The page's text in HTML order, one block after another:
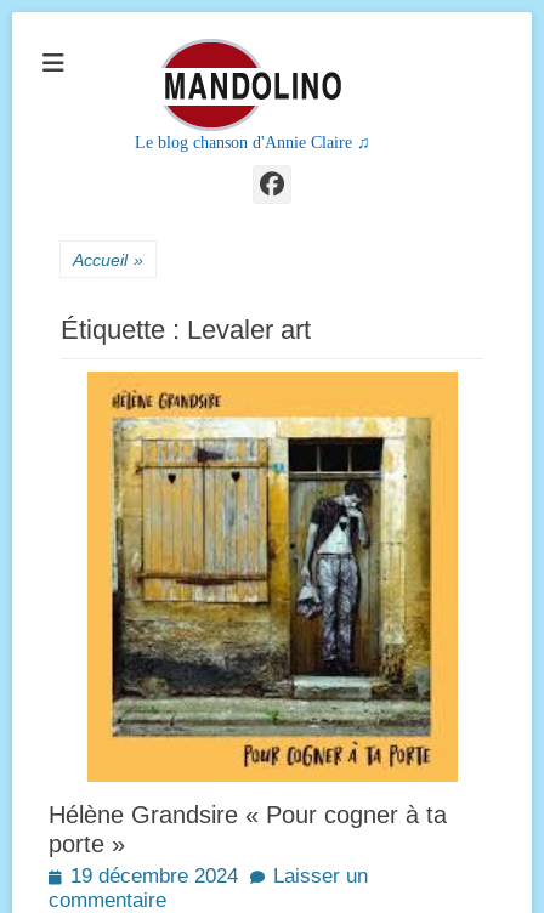
Le blog chanson d'Annie Claire ♫
Facebook
Accueil »
Étiquette : Levaler art
Hélène Grandsire « Pour cogner à ta
porte »
Posted
on
19 décembre 2024
Laisser un
commentaire